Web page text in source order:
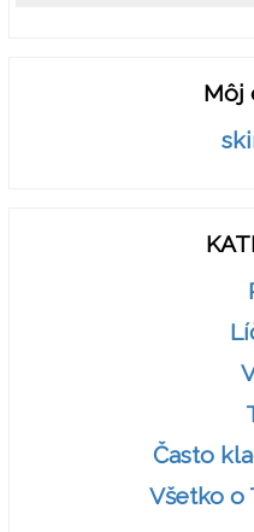
Môj
Často
Všetko o